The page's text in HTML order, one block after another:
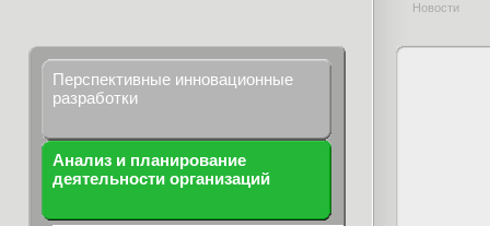
Новости
Перспективные инновационные
разработки
Анализ и планирование
деятельности организаций